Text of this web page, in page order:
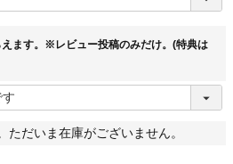
須
ます。※レビュー投稿のみだけ。(特典は
ただいま在庫がございません。